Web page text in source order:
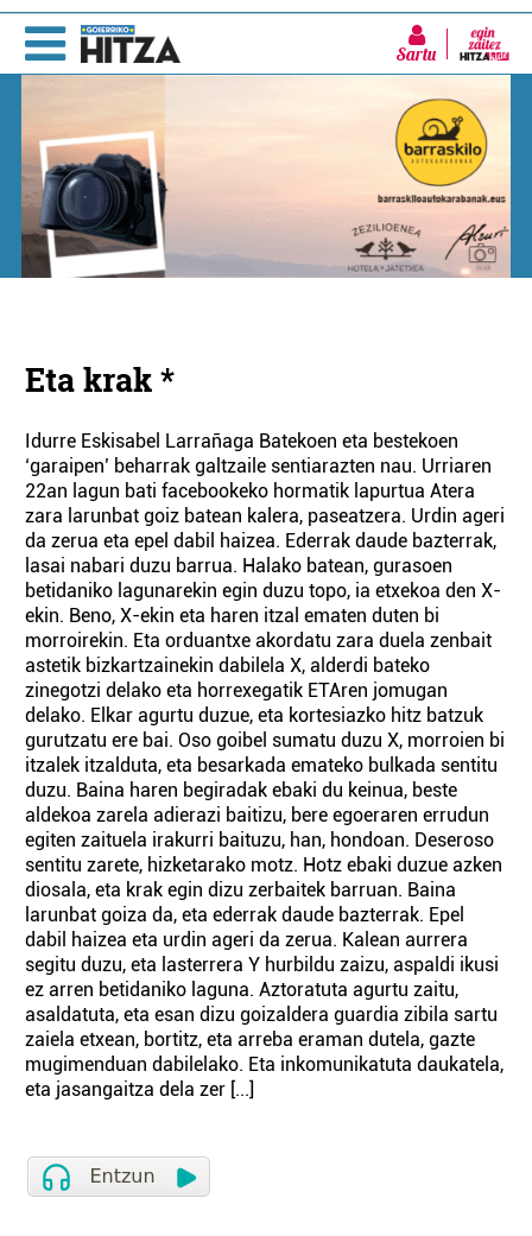
Sartu
Eta krak *
Idurre Eskisabel Larrañaga Batekoen eta bestekoen
‘garaipen’ beharrak galtzaile sentiarazten nau. Urriaren
22an lagun bati facebookeko hormatik lapurtua Atera
zara larunbat goiz batean kalera, paseatzera. Urdin ageri
da zerua eta epel dabil haizea. Ederrak daude bazterrak,
lasai nabari duzu barrua. Halako batean, gurasoen
betidaniko lagunarekin egin duzu topo, ia etxekoa den X-
ekin. Beno, X-ekin eta haren itzal ematen duten bi
morroirekin. Eta orduantxe akordatu zara duela zenbait
astetik bizkartzainekin dabilela X, alderdi bateko
zinegotzi delako eta horrexegatik ETAren jomugan
delako. Elkar agurtu duzue, eta kortesiazko hitz batzuk
gurutzatu ere bai. Oso goibel sumatu duzu X, morroien bi
itzalek itzalduta, eta besarkada emateko bulkada sentitu
duzu. Baina haren begiradak ebaki du keinua, beste
aldekoa zarela adierazi baitizu, bere egoeraren errudun
egiten zaituela irakurri baituzu, han, hondoan. Deseroso
sentitu zarete, hizketarako motz. Hotz ebaki duzue azken
diosala, eta krak egin dizu zerbaitek barruan. Baina
larunbat goiza da, eta ederrak daude bazterrak. Epel
dabil haizea eta urdin ageri da zerua. Kalean aurrera
segitu duzu, eta lasterrera Y hurbildu zaizu, aspaldi ikusi
ez arren betidaniko laguna. Aztoratuta agurtu zaitu,
asaldatuta, eta esan dizu goizaldera guardia zibila sartu
zaiela etxean, bortitz, eta arreba eraman dutela, gazte
mugimenduan dabilelako. Eta inkomunikatuta daukatela,
eta jasangaitza dela zer [...]